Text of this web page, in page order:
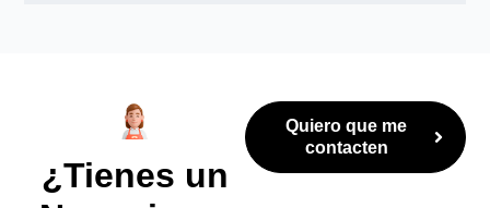
¿Tienes un
Quiero que me
contacten